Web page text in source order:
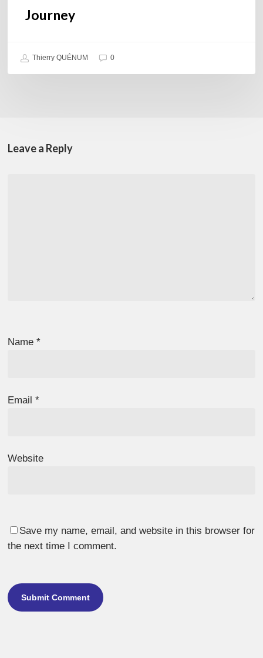
Journey
Thierry QUÉNUM 0
Leave a Reply
Name*
Email*
Website
Save my name, email, and website in this browser for
the next time I comment.